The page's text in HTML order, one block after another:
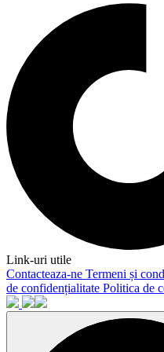
Link-uri utile
Contacteaza-ne Termeni și
de confidențialitate Politica de